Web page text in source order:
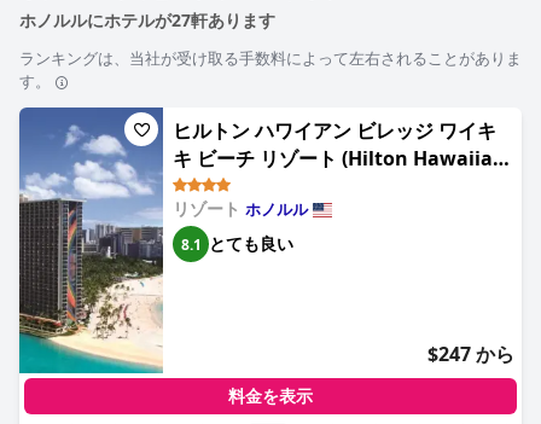
ホノルルにホテルが27軒あります
ランキングは、当社が受け取る手数料によって左右されることがありま
す。
ヒルトン ハワイアン ビレッジ ワイキ
キ ビーチ リゾート (Hilton Hawaiian
Village Waikiki Beach Resort)
リゾート ホノルル
8.1 とても良い
$247 から
料金を表示